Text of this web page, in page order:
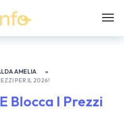
AMELIA
»
PER IL 2026!
Blocca I Prezzi